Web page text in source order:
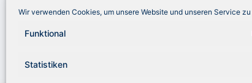
Wir verwenden Cookies, um unsere Website und unseren Service
Funktional
Statistiken